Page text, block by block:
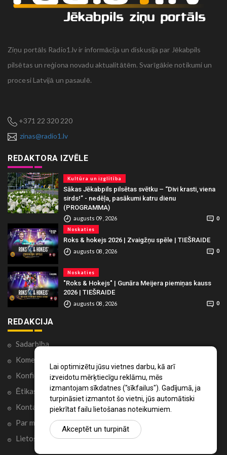
Lai optimizētu jūsu vietnes darbu, kā arī
izveidotu mērķtiecīgu reklāmu, mēs
izmantojam sīkdatnes ("sīkfailus"). Gadījumā, ja
turpināsiet izmantot šo vietni, jūs automātiski
piekrītat failu lietošanas noteikumiem.
Akceptēt un turpināt
Ziņu portāls Radio1.lv ir informācija un diskusija par Jēkabpils
pilsētas un reģiona novadu aktualitātēm. Svarīgākie notikumi un
procesi Latvijā un pasaulē.
+371 22 320 220
zinas@radio1.lv
REDAKTORA IZVĒLE
Kultūra un izglītība
Sākas Jēkabpils pilsētas svētku – “Divi krasti, viena
sirds!” - nedēļa, pasākumi katru dienu
(PROGRAMMA)
augusts 09 , 2026 0
Noskaties
Roks & hokejs 2026 | Zvaigžņu spēle | TIEŠRAIDE
augusts 08 , 2026 0
Noskaties
"Roks & Hokejs" | Gunāra Meijera piemiņas kauss
2026 | TIEŠRAIDE
augusts 08 , 2026 0
REDAKCIJA
Sadarbība
Komentāri portālā
Konfidencialitātes politika
Ētikas kodekss
Kontakti
Par mums
Lietošanas noteikumi